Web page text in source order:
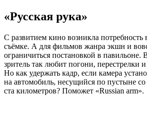
«Русская рука»
С развитием кино возникла потребность
съёмке. А для фильмов жанра экшн и
ограничиться постановкой в павильоне.
зритель так любит погони, перестрелки
Но как удержать кадр, если камера
на автомобиль, несущийся по пустыне
ста километров? Поможет «Russian arm».